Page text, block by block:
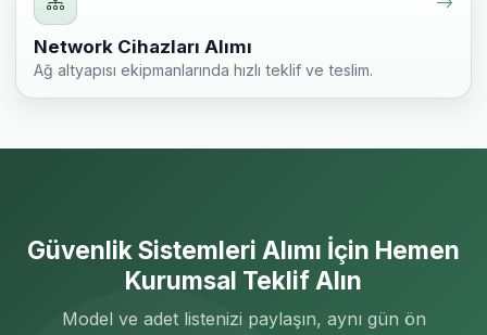
Network Cihazları Alımı
Ağ altyapısı ekipmanlarında hızlı teklif ve teslim.
Güvenlik Sistemleri Alımı İçin Hemen
Kurumsal Teklif Alın
Model ve adet listenizi paylaşın, aynı gün ön